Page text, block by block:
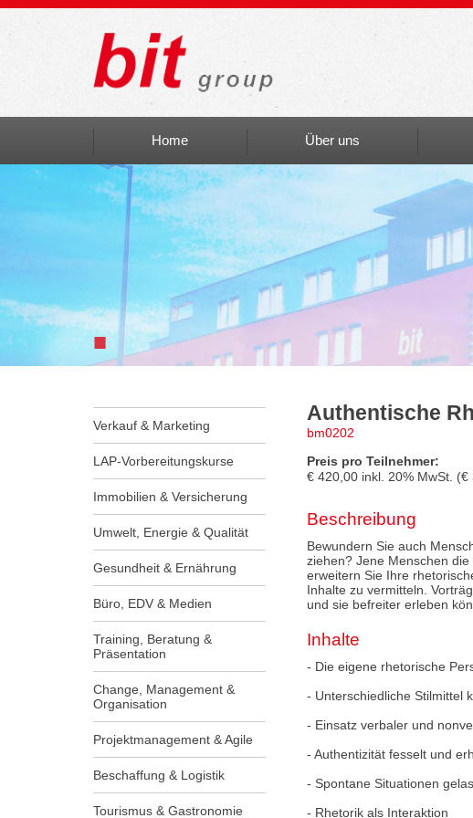
Home Über uns
bit Art
Einblicke
■
Verkauf & Marketing
LAP-Vorbereitungskurse
Immobilien & Versicherung
Umwelt, Energie & Qualität
Gesundheit & Ernährung
Büro, EDV & Medien
Training, Beratung &
Präsentation
Change, Management &
Organisation
Projektmanagement & Agile
Beschaffung & Logistik
Tourismus & Gastronomie
Authentische
bm0202
Preis pro Teilnehmer:
€ 420,00 inkl. 20% MwSt. (€
Beschreibung
Bewundern Sie auch
ziehen? Jene Menschen
erweitern Sie Ihre
Inhalte zu vermitteln.
und sie befreiter erleben
Inhalte
- Die eigene rhetorische
- Unterschiedliche Stilmittel
- Einsatz verbaler und
- Authentizität fesselt und
- Spontane Situationen
- Rhetorik als Interaktion